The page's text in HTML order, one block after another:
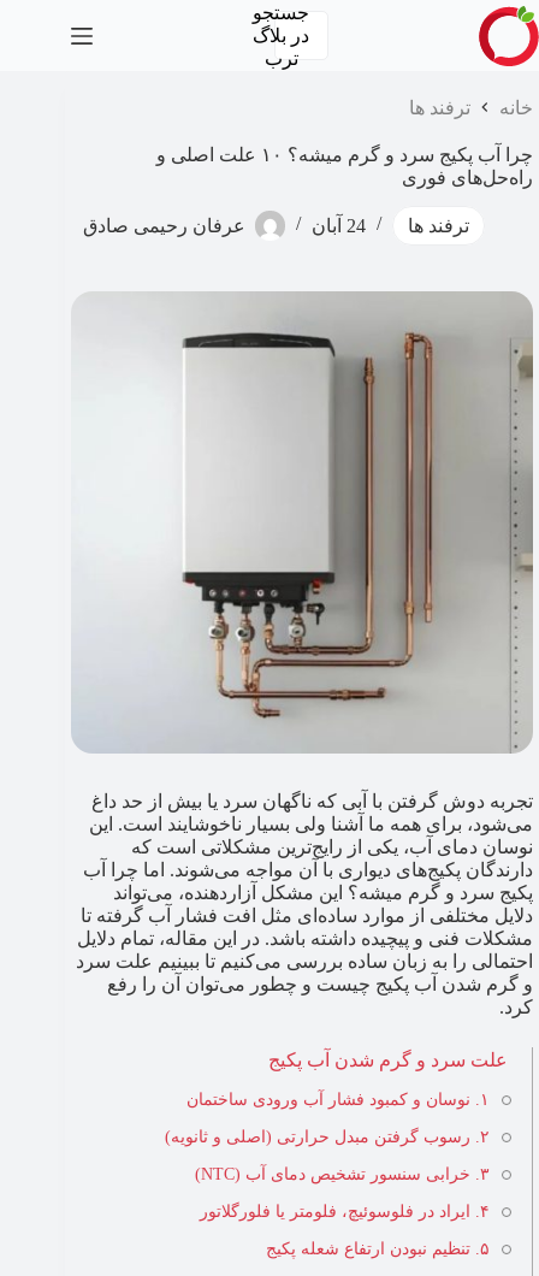
پرش
به
محتوا
جستجو
در بلاگ
ترب
خانه ترفند ها
چرا آب پکیج سرد و گرم میشه​؟ ۱۰ علت اصلی و
راه‌حل‌های فوری
ترفند ها 24 آبان عرفان رحیمی صادق
تجربه دوش گرفتن با آبی که ناگهان سرد یا بیش از حد داغ
می‌شود، برای همه ما آشنا ولی بسیار ناخوشایند است. این
نوسان دمای آب، یکی از رایج‌ترین مشکلاتی است که
دارندگان پکیج‌های دیواری با آن مواجه می‌شوند. اما چرا آب
پکیج سرد و گرم میشه؟ این مشکل آزاردهنده، می‌تواند
دلایل مختلفی از موارد ساده‌ای مثل افت فشار آب گرفته تا
مشکلات فنی و پیچیده داشته باشد. در این مقاله، تمام دلایل
احتمالی را به زبان ساده بررسی می‌کنیم تا ببینیم علت سرد
و گرم شدن آب پکیج چیست و چطور می‌توان آن را رفع
کرد.
علت سرد و گرم شدن آب پکیج
۱. نوسان و کمبود فشار آب ورودی ساختمان
۲. رسوب گرفتن مبدل حرارتی (اصلی و ثانویه)
۳. خرابی سنسور تشخیص دمای آب (NTC)
۴. ایراد در فلوسوئیچ، فلومتر یا فلورگلاتور
۵. تنظیم نبودن ارتفاع شعله پکیج